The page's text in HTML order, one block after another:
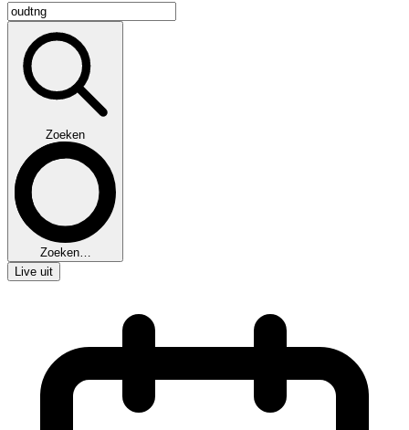
Zoeken
Zoeken…
Live uit